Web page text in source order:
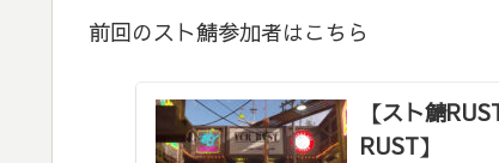
前回のスト鯖参加者はこちら
【スト鯖
RUST】